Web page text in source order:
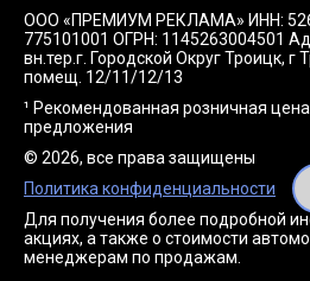
ООО «ПРЕМИУМ РЕКЛАМА» ИНН:
775101001 ОГРН: 1145263004501
вн.тер.г. Городской Округ Троицк, г
помещ. 12/11/12/13
¹ Рекомендованная розничная
предложения
© 2026, все права защищены
Политика конфиденциальности
Для получения более подробной
акциях, а также о стоимости
менеджерам по продажам.